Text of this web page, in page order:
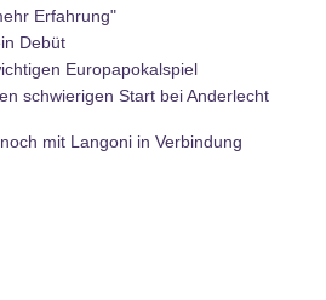
Erfahrung"
Debüt
Europapokalspiel
schwierigen Start bei Anderlecht
mit Langoni in Verbindung